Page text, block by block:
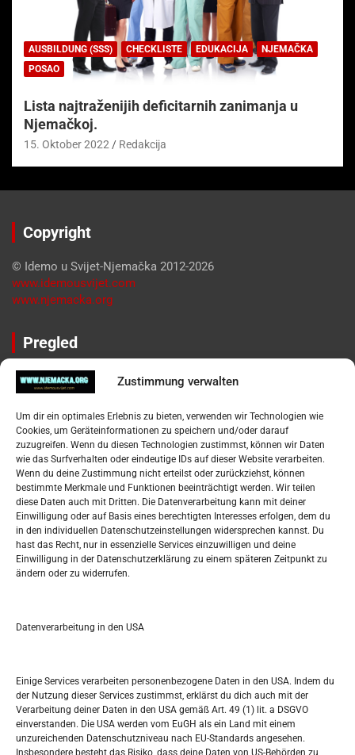
Zustimmung verwalten
Um dir ein optimales Erlebnis zu bieten, verwenden wir Technologien wie
Cookies, um Geräteinformationen zu speichern und/oder darauf
zuzugreifen. Wenn du diesen Technologien zustimmst, können wir Daten
wie das Surfverhalten oder eindeutige IDs auf dieser Website verarbeiten.
Wenn du deine Zustimmung nicht erteilst oder zurückziehst, können
bestimmte Merkmale und Funktionen beeinträchtigt werden. Wir teilen
diese Daten auch mit Dritten. Die Datenverarbeitung kann mit deiner
Einwilligung oder auf Basis eines berechtigten Interesses erfolgen, dem du
in den individuellen Datenschutzeinstellungen widersprechen kannst. Du
hast das Recht, nur in essenzielle Services einzuwilligen und deine
Einwilligung in der Datenschutzerklärung zu einem späteren Zeitpunkt zu
ändern oder zu widerrufen.
Datenverarbeitung in den USA
Einige Services verarbeiten personenbezogene Daten in den USA. Indem du
der Nutzung dieser Services zustimmst, erklärst du dich auch mit der
Verarbeitung deiner Daten in den USA gemäß Art. 49 (1) lit. a DSGVO
einverstanden. Die USA werden vom EuGH als ein Land mit einem
unzureichenden Datenschutzniveau nach EU-Standards angesehen.
Insbesondere besteht das Risiko, dass deine Daten von US-Behörden zu
AUSBILDUNG (SSS) CHECKLISTE EDUKACIJA
NJEMAČKA
POSAO
Lista najtraženijih deficitarnih zanimanja u
Njemačkoj.
15. Oktober 2022 Redakcija
Copyright
© Idemo u Svijet-Njemačka 2012-2026
www.idemousvijet.com
www.njemacka.org
Pregled
Impressum
Datenschutzerklärung
Widerufsbelehrung
Oglašavanje / Postavite svoj oglas
Tko je “Idemo u Svijet – Njemačka?
Pretražite stranicu:
S
e
a
h
M D M D F S S
1
3 4 5 6 7 8